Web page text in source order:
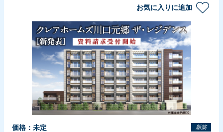
お気に入りに追加
価格：未定 新築